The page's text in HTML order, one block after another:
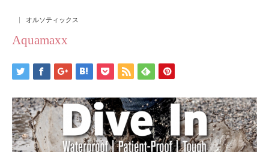
オルソティックス
Aquamaxx